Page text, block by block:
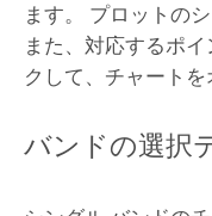
ます。 プロットの
また、対応するポ
クして、チャートを
バンドの選択